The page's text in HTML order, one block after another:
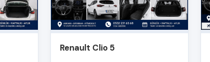
Renault Clio 5